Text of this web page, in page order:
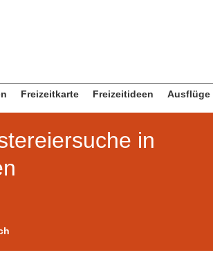
Freizeitkarte Freizeitideen Ausflüge
in